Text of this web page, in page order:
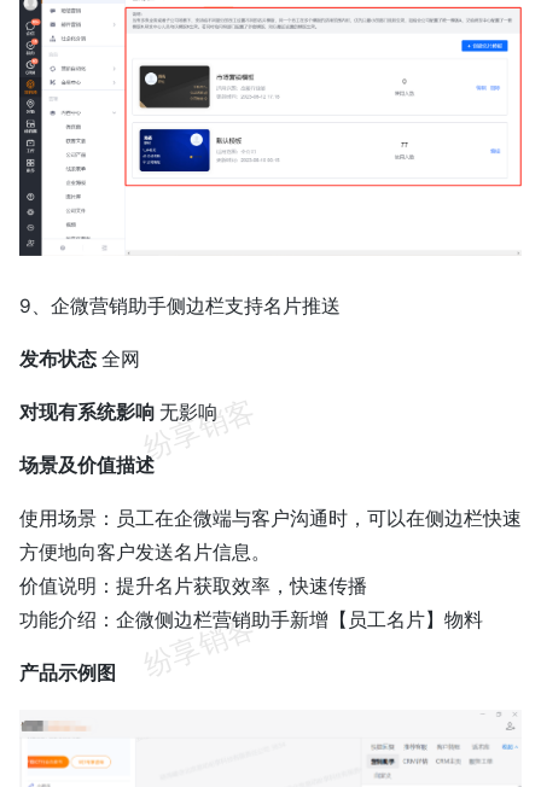
9、企微营销助手侧边栏支持名片推送
发布状态 全网
对现有系统影响 无影响
场景及价值描述
使用场景：员工在企微端与客户沟通时，可以在侧边栏快速
方便地向客户发送名片信息。
价值说明：提升名片获取效率，快速传播
功能介绍：企微侧边栏营销助手新增【员工名片】物料
产品示例图